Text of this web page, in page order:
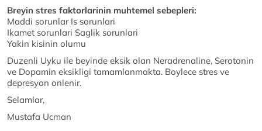
Breyin stres faktorlarinin muhtemel sebepleri:
Maddi sorunlar Is sorunlari
Ikamet sorunlari Saglik sorunlari
Yakin kisinin olumu
Duzenli Uyku ile beyinde eksik olan Neradrenaline, Serotonin
ve Dopamin eksikligi tamamlanmakta. Boylece stres ve
depresyon onlenir.
Selamlar,
Mustafa Ucman